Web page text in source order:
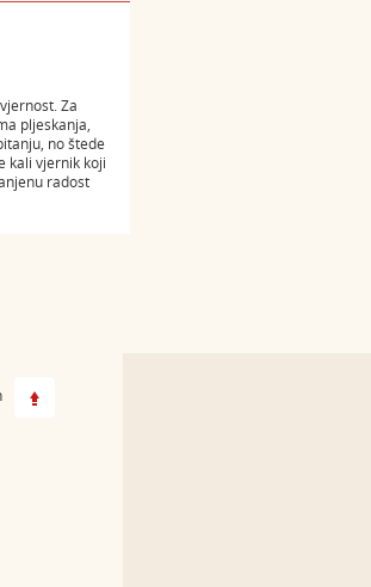
Za
pljeskanja,
no štede
kali vjernik koji
radost